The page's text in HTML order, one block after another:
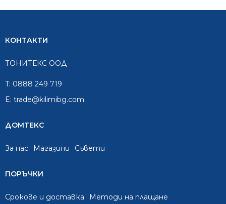
КОНТАКТИ
ТОНИТЕКС ООД
T: 0888 249 719
E: trade@kilimibg.com
ДОМТЕКС
За нас Mагазини Съвети
ПОРЪЧКИ
Срокове и доставка
Методи на плащане